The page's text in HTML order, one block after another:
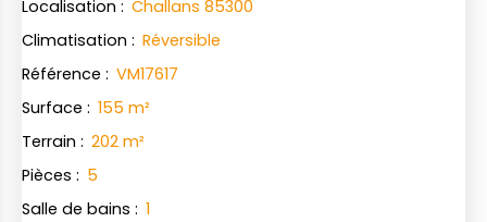
Localisation : Challans 85300
Climatisation : Réversible
Référence : VM17617
Surface : 155 m²
Terrain : 202 m²
Pièces : 5
Salle de bains : 1